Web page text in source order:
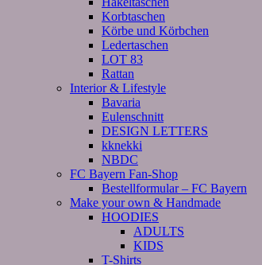
Korbtaschen
Körbe und Körbchen
Ledertaschen
LOT 83
Rattan
Interior & Lifestyle
Bavaria
Eulenschnitt
DESIGN LETTERS
kknekki
NBDC
FC Bayern Fan-Shop
Bestellformular – FC Bayern
Make your own & Handmade
HOODIES
ADULTS
KIDS
T-Shirts